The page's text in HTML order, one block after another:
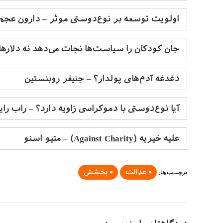
اولویت توسعه بر نوع‌دوستی موثر – دارون عجم
جان کودکان را سیاست‌ها نجات می‌دهد نه
دغدغه آدم‌های پولدار؟ – جنیفر روبنستین
آیا نوع‌دوستی با دموکراسی زاویه دارد؟ – راب
علیه خیریه (Against Charity) – متیو اسنو
برچسب‌ها: عدالت بخشش